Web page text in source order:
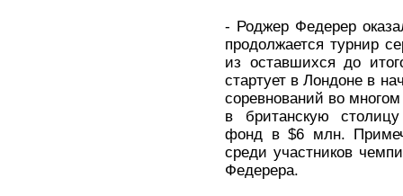
- Роджер Федерер
продолжается турнир
из оставшихся до
стартует в Лондоне в
соревнований во многом
в британскую
фонд в $6 млн.
среди участников
Федерера.